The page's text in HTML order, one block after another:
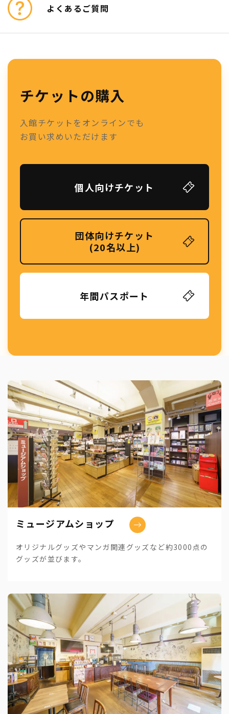
よくあるご質問
チケットの購入
入館チケットをオンラインでも
お買い求めいただけます
個人向けチケット
団体向けチケット
(20名以上)
年間パスポート
ミュージアムショップ
オリジナルグッズやマンガ関連グッズなど約3000点の
グッズが並びます。